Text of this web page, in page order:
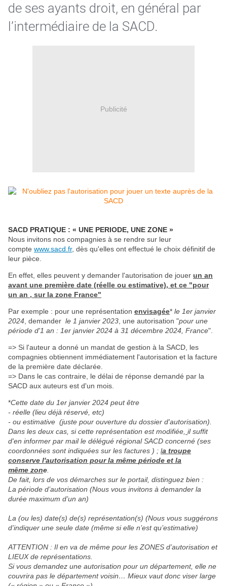
de ses ayants droit, en général par
l’intermédiaire de la SACD.
Publicité
SACD PRATIQUE : « UNE PERIODE, UNE ZONE »
Nous invitons nos compagnies à se rendre sur leur
compte www.sacd.fr, dès qu'elles ont effectué le choix définitif de
leur pièce.
En effet, elles peuvent y demander l'autorisation de jouer un an
avant une première date (réelle ou estimative), et ce "pour
un an , sur la zone France"
Par exemple : pour une représentation envisagée* le 1er janvier
2024 , demander le 1 janvier 2023 , une autorisation "pour une
période d'1 an : 1er janvier 2024 à 31 décembre 2024, France".
=> Si l'auteur a donné un mandat de gestion à la SACD, les
compagnies obtiennent immédiatement l'autorisation et la facture
de la première date déclarée.
=> Dans le cas contraire, le délai de réponse demandé par la
SACD aux auteurs est d'un mois.
*Cette date du 1er janvier 2024 peut être
- réelle (lieu déjà réservé, etc)
- ou estimative (juste pour ouverture du dossier d'autorisation).
Dans les deux cas, si cette représentation est modifiée, il suffit
d'en informer par mail le délégué régional SACD concerné (ses
coordonnées sont indiquées sur les factures ) ; la troupe
conserve l'autorisation pour la même période et la
même zone
De fait, lors de vos démarches sur le portail, distinguez bien :
La période d’autorisation (Nous vous invitons à demander la
durée maximum d’un an)
La (ou les) date(s) de(s) représentation(s) (Nous vous suggérons
d’indiquer une seule date (même si elle n’est qu’estimative)
ATTENTION : Il en va de même pour les ZONES d’autorisation et
LIEUX de représentations.
Si vous demandez une autorisation pour un département, elle ne
couvrira pas le département voisin… Mieux vaut donc viser large